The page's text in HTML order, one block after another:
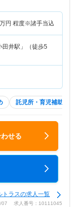
万円 程度※諸手当込
田井駅」（徒歩5
託児所・育児補助
せる
トラスの求人一覧
07 求人番号：10111045